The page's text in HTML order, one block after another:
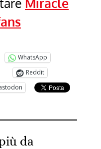
WhatsApp
Reddit
da